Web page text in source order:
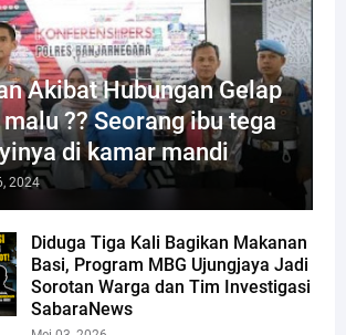
Akibat Hubungan Gelap
?? Seorang ibu tega
di kamar mandi
2024
Diduga Tiga Kali Bagikan Makanan
Basi, Program MBG Ujungjaya Jadi
Sorotan Warga dan Tim Investigasi
SabaraNews